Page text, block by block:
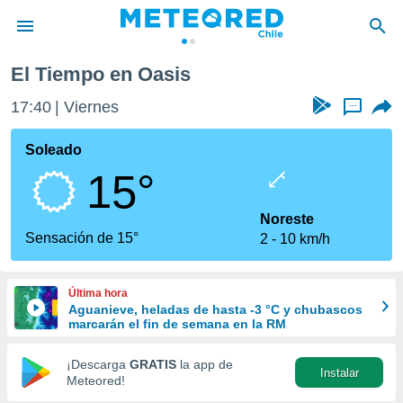
de
por
que se
calidad.
a este
las
y
forma
digital
basada
El Tiempo en Oasis
17:40 Viernes ...
Soleado
15°
Sensación de 15°
Noreste
2
10 km/h
Última hora
Aguanieve, heladas de hasta -3 °C y chubascos
marcarán el fin de semana en la RM
¡Descarga GRATIS la app de
Meteored!
Instalar